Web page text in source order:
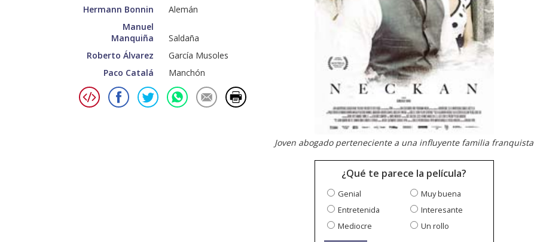
Hermann Bonnin
Alemán
Manuel
Manquiña
Saldaña
Roberto Álvarez
García Musoles
Paco Catalá
Manchón
Joven abogado perteneciente a una influyente familia franquista
¿Qué te parece la película?
Genial
Muy buena
Entretenida
Interesante
Mediocre
Un rollo